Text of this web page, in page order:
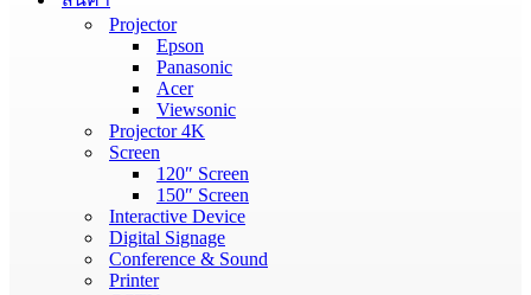
Projector
Epson
Panasonic
Acer
Viewsonic
Projector 4K
Screen
120″ Screen
150″ Screen
Interactive Device
Digital Signage
Conference & Sound
Printer